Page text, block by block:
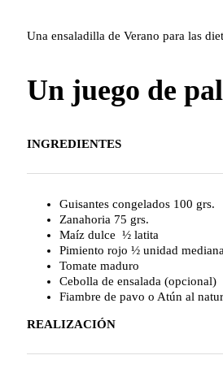
Una ensaladilla de Verano para las
Un juego de
INGREDIENTES
Guisantes congelados 100 grs.
Zanahoria 75 grs.
Maíz dulce ½ latita
Pimiento rojo ½ unidad mediana
Tomate maduro
Cebolla de ensalada (opcional)
Fiambre de pavo o Atún al
REALIZACIÓN